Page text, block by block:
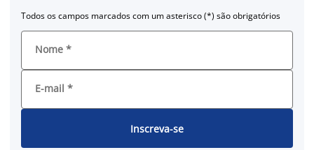
Todos os campos marcados com um asterisco (*) são obrigatórios
Nome *
E-mail *
Inscreva-se